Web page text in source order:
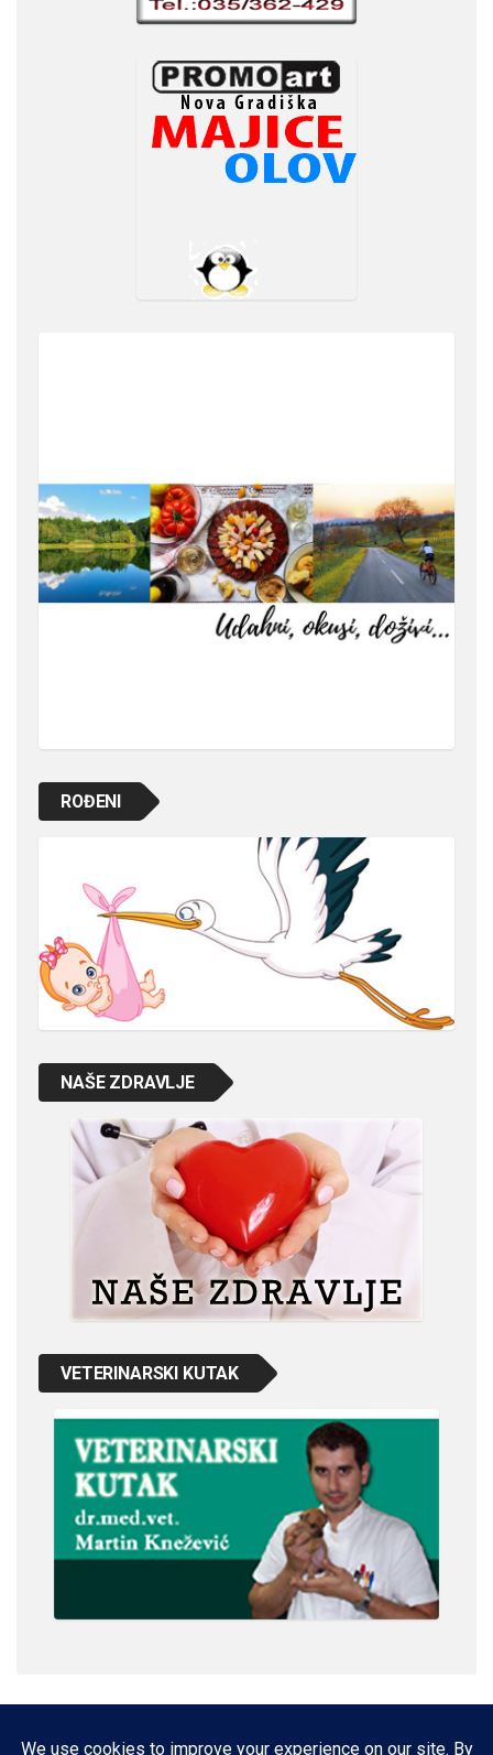
ROĐENI
NAŠE ZDRAVLJE
VETERINARSKI KUTAK